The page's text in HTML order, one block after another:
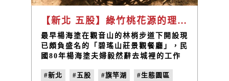
【新北 五股】綠竹桃花源的理想實踐者 / 旗竿湖農場 楊海塗
最早楊海塗在觀音山的林梢步道下開設現
已頗負盛名的「碧瑤山莊景觀餐廳」，民
國80年楊海塗夫婦毅然辭去城裡的工作
一磚一瓦親手打造一處具有鄉村自然景觀
#新北 #五股 #旗竿湖 #生態園區